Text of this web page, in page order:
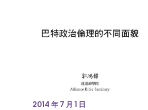
2014 年 7 月 1 日